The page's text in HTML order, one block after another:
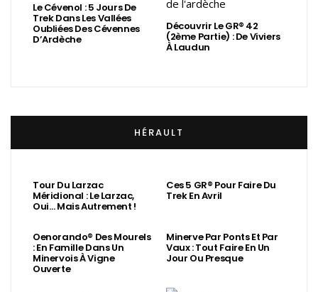
Le Cévenol : 5 Jours De
Trek Dans Les Vallées
Oubliées Des Cévennes
D’Ardèche
Découvrir Le GR® 42
(2ème Partie) : De Viviers
À Laudun
HÉRAULT
Tour Du Larzac
Méridional : Le Larzac,
Oui… Mais Autrement !
Ces 5 GR® Pour Faire Du
Trek En Avril
Oenorando® Des Mourels
: En Famille Dans Un
Minervois À Vigne
Ouverte
Minerve Par Ponts Et Par
Vaux : Tout Faire En Un
Jour Ou Presque